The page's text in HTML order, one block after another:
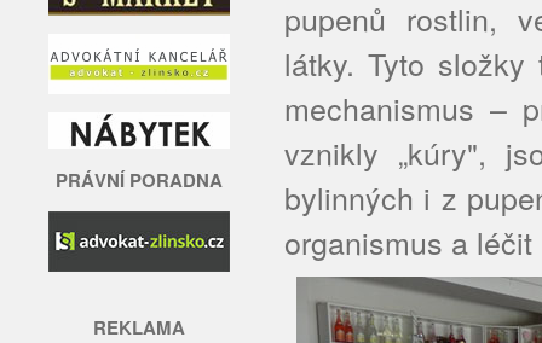
PRÁVNÍ PORADNA
REKLAMA
pupenů rostlin,
látky. Tyto
mechanismus –
vznikly „kúry",
bylinných i z
organismus a